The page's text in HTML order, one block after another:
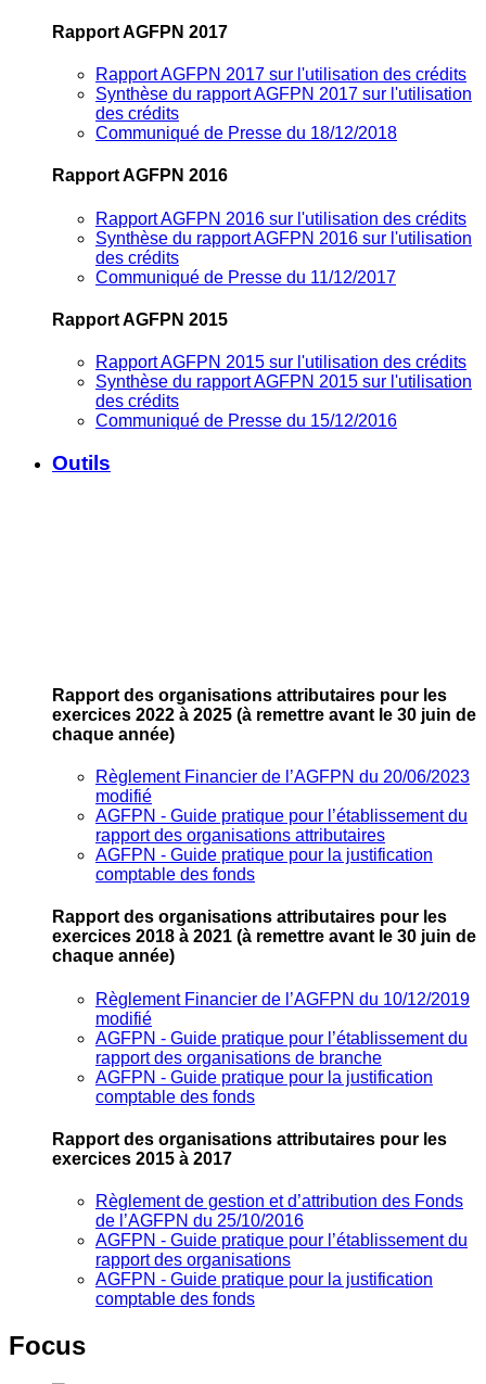
Rapport AGFPN 2017
Rapport AGFPN 2017 sur l'utilisation des crédits
Synthèse du rapport AGFPN 2017 sur l'utilisation
des crédits
Communiqué de Presse du 18/12/2018
Rapport AGFPN 2016
Rapport AGFPN 2016 sur l'utilisation des crédits
Synthèse du rapport AGFPN 2016 sur l'utilisation
des crédits
Communiqué de Presse du 11/12/2017
Rapport AGFPN 2015
Rapport AGFPN 2015 sur l'utilisation des crédits
Synthèse du rapport AGFPN 2015 sur l'utilisation
des crédits
Communiqué de Presse du 15/12/2016
Outils
Rapport des organisations attributaires pour les
exercices 2022 à 2025 (à remettre avant le 30 juin de
chaque année)
Règlement Financier de l’AGFPN du 20/06/2023
modifié
AGFPN ‐ Guide pratique pour l’établissement du
rapport des organisations attributaires
AGFPN ‐ Guide pratique pour la justification
comptable des fonds
Rapport des organisations attributaires pour les
exercices 2018 à 2021 (à remettre avant le 30 juin de
chaque année)
Règlement Financier de l’AGFPN du 10/12/2019
modifié
AGFPN ‐ Guide pratique pour l’établissement du
rapport des organisations de branche
AGFPN ‐ Guide pratique pour la justification
comptable des fonds
Rapport des organisations attributaires pour les
exercices 2015 à 2017
Règlement de gestion et d’attribution des Fonds
de l’AGFPN du 25/10/2016
AGFPN ‐ Guide pratique pour l’établissement du
rapport des organisations
AGFPN ‐ Guide pratique pour la justification
comptable des fonds
Focus